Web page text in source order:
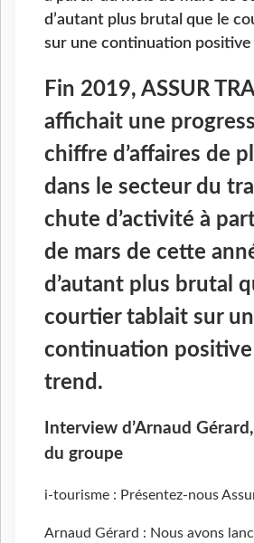
d’autant plus brutal que le
sur une continuation
Fin 2019, ASSUR
affichait une
chiffre d’affaires de
dans le secteur du
chute d’activité à
de mars de cette
d’autant plus brutal
courtier tablait sur
continuation positive
trend.
Interview d’Arnaud
du groupe
i-tourisme : Présentez-nous
Arnaud Gérard : Nous avons